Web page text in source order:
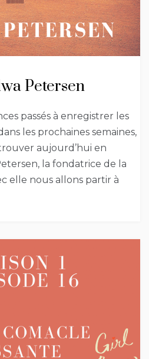
Petersen
passés à enregistrer les
les prochaines semaines,
aujourd’hui en
la fondatrice de la
elle nous allons partir à